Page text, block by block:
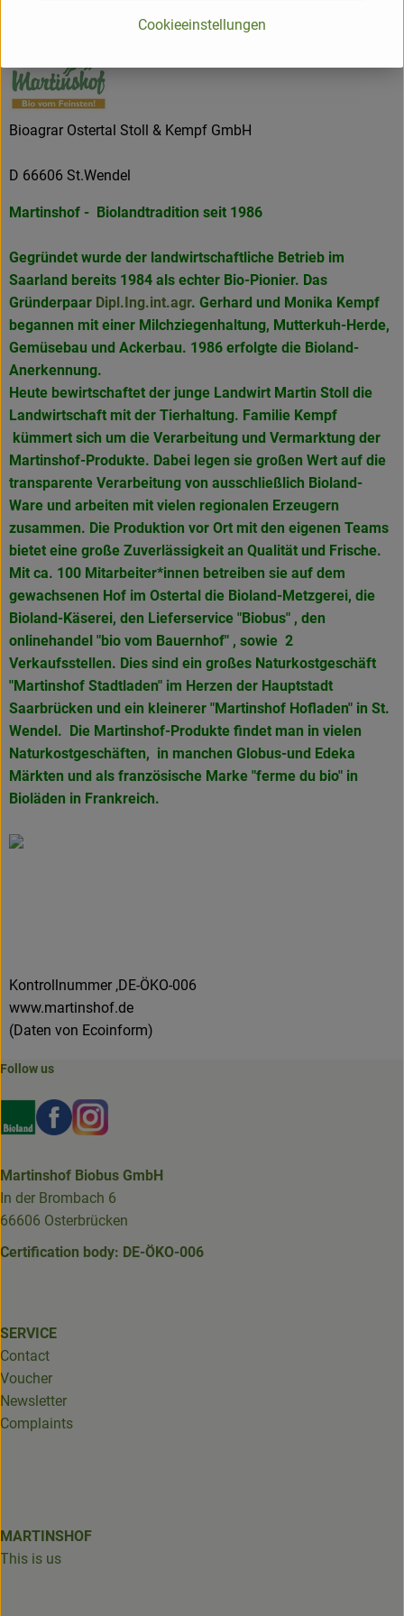
Bioläden in Frankreich.
Bioagrar Ostertal Stoll & Kempf GmbH
D 66606 St.Wendel
Martinshof - Biolandtradition seit 1986
Gegründet wurde der landwirtschaftliche Betrieb im
Saarland bereits 1984 als echter Bio-Pionier. Das
Gründerpaar Dipl.Ing.int.agr. Gerhard und Monika Kempf
begannen mit einer Milchziegenhaltung, Mutterkuh-Herde,
Gemüsebau und Ackerbau. 1986 erfolgte die Bioland-
Anerkennung.
Heute bewirtschaftet der junge Landwirt Martin Stoll die
Landwirtschaft mit der Tierhaltung. Familie Kempf
kümmert sich um die Verarbeitung und Vermarktung der
Martinshof-Produkte. Dabei legen sie großen Wert auf die
transparente Verarbeitung von ausschließlich Bioland-
Ware und arbeiten mit vielen regionalen Erzeugern
zusammen. Die Produktion vor Ort mit den eigenen Teams
bietet eine große Zuverlässigkeit an Qualität und Frische.
Mit ca. 100 Mitarbeiter*innen betreiben sie auf dem
gewachsenen Hof im Ostertal die Bioland-Metzgerei, die
Bioland-Käserei, den Lieferservice "Biobus" , den
onlinehandel "bio vom Bauernhof" , sowie 2
Verkaufsstellen. Dies sind ein großes Naturkostgeschäft
"Martinshof Stadtladen" im Herzen der Hauptstadt
Saarbrücken und ein kleinerer "Martinshof Hofladen" in St.
Wendel. Die Martinshof-Produkte findet man in vielen
Naturkostgeschäften, in manchen Globus-und Edeka
Märkten und als französische Marke "ferme du bio" in
Bioläden in Frankreich.
Kontrollnummer ,DE-ÖKO-006
www.martinshof.de
(Daten von Ecoinform)
Follow us
Externer Link zu https://www.bioland.de/verbraucher
Externer Link zu https://www.facebook.com/
Externer Link zu https://www.instagram.com/
Martinshof Biobus GmbH
In der Brombach 6
66606 Osterbrücken
Certification body: DE-ÖKO-006
SERVICE
Contact
Voucher
Newsletter
Complaints
MARTINSHOF
This is us
Cookieeinstellungen